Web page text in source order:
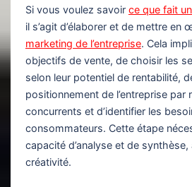
Si vous voulez savoir ce que fait
il s’agit d’élaborer et de mettre en
marketing de l’entreprise. Cela
objectifs de vente, de choisir les
selon leur potentiel de rentabilité,
positionnement de l’entreprise par
concurrents et d’identifier les
consommateurs. Cette étape
capacité d’analyse et de synthèse,
créativité.